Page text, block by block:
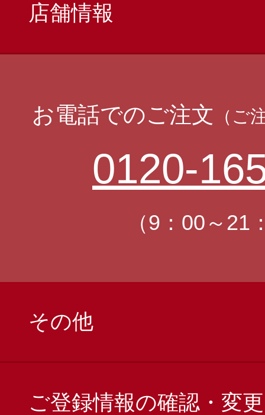
店舗情報
お電話でのご注文 （ご
0120-
（9：00～21
その他
ご登録情報の確認・変更